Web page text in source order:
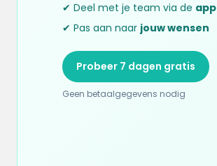
✔ Deel met je team via de app
✔ Pas aan naar jouw wensen
Probeer 7 dagen gratis
Geen betaalgegevens nodig